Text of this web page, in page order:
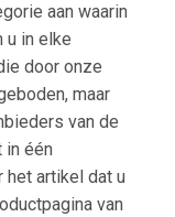
aan waarin
u in elke
door onze
maar
van de
in één
artikel dat u
van